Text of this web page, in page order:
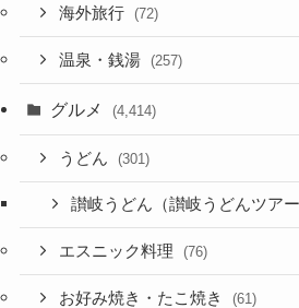
海外旅行 (72)
温泉・銭湯 (257)
グルメ (4,414)
うどん (301)
讃岐うどん（讃岐うどんツアー
エスニック料理 (76)
お好み焼き・たこ焼き (61)